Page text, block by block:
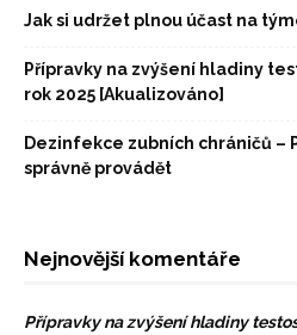
Jak si udržet plnou účast na
Přípravky na zvýšení hladiny
rok 2025 [Akualizováno]
Dezinfekce zubních chráničů –
správně provádět
Nejnovější komentáře
Přípravky na zvýšení hladiny